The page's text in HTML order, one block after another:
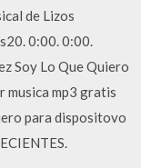
de Lizos
0:00. 0:00.
Soy Lo Que Quiero
musica mp3 gratis
para dispositovo